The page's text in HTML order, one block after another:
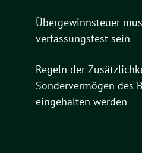
Übergewinnsteuer
verfassungsfest sein
Regeln der
Sondervermögen des
eingehalten werden